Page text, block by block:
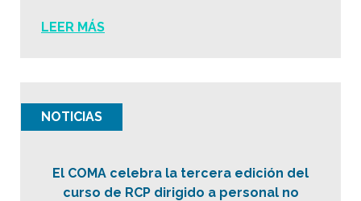
LEER MÁS
NOTICIAS
El COMA celebra la tercera edición del
curso de RCP dirigido a personal no